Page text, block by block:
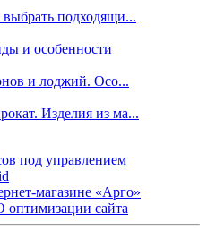
подходящи...
и особенности
и лоджий. Осо...
Изделия из ма...
под управлением
магазине «Арго»
оптимизации сайта